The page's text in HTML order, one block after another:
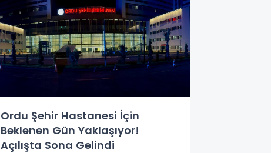
Ordu Şehir Hastanesi İçin
Beklenen Gün Yaklaşıyor!
Açılışta Sona Gelindi